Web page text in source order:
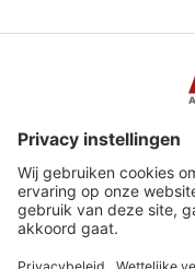
Privacy Statement
Algemene Voorwaarden